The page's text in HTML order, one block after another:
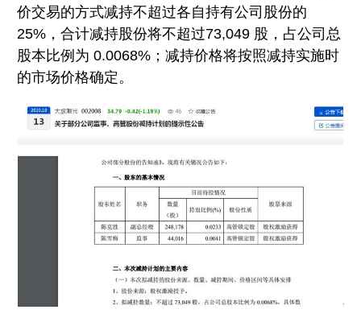
价交易的方式减持不超过各自持有公司股份的
25%，合计减持股份将不超过73,049 股，占公司总
股本比例为 0.0068%；减持价格将按照减持实施时
的市场价格确定。